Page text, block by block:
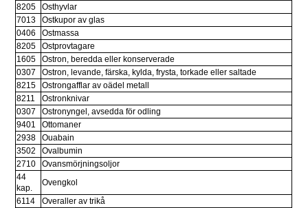
8205
Osthyvlar
7013
Ostkupor av glas
0406
Ostmassa
8205
Ostprovtagare
1605
Ostron, beredda eller konserverade
0307
Ostron, levande, färska, kylda, frysta, torkade eller saltade
8215
Ostrongafflar av oädel metall
8211
Ostronknivar
0307
Ostronyngel, avsedda för odling
9401
Ottomaner
2938
Ouabain
3502
Ovalbumin
2710
Ovansmörjningsoljor
44
kap.
Ovengkol
6114
Overaller av trikå